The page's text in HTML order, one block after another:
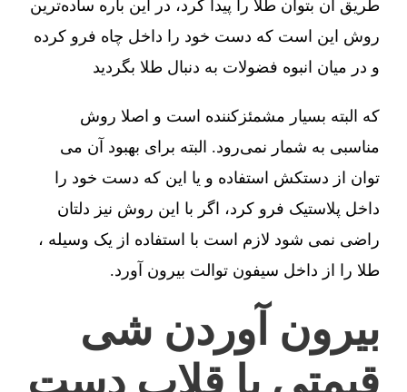
طریق آن بتوان طلا را پیدا کرد، در این باره ساده‌ترین
روش این است که دست خود را داخل چاه فرو کرده
و در میان انبوه فضولات به دنبال طلا بگردید
که البته بسیار مشمئزکننده است و اصلا روش
مناسبی به شمار نمی‌رود. البته برای بهبود آن می
توان از دستکش استفاده و یا این که دست خود را
داخل پلاستیک فرو کرد، اگر با این روش نیز دلتان
راضی نمی شود لازم است با استفاده از یک وسیله ،
طلا را از داخل سیفون توالت بیرون آورد.
بیرون آوردن شی
قیمتی با قلاب دست